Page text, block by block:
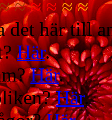
≈ ≈ ≈ ≈ ≈
det här till
Här.
Här.
Här.